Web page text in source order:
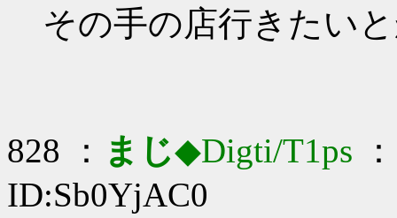
その手の店行きたい
828 ： まじ◆Digti/T1ps
ID:Sb0YjAC0